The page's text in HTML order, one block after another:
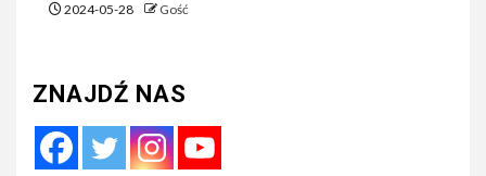
2024-05-28 Gość
ZNAJDŹ NAS